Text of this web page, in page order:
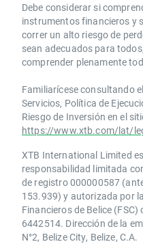
Debe considerar si
instrumentos financieros y
correr un alto riesgo de
sean adecuados para
comprender plenamente
Familiarícese consultando
Servicios, Política de
Riesgo de Inversión en el
https://www.xtb.com/lat/
XTB International Limited
responsabilidad limitada
de registro 000000587
153.939) y autorizada por
Financieros de Belice
6442514. Dirección de la
N°2, Belize City, Belize, C.A.